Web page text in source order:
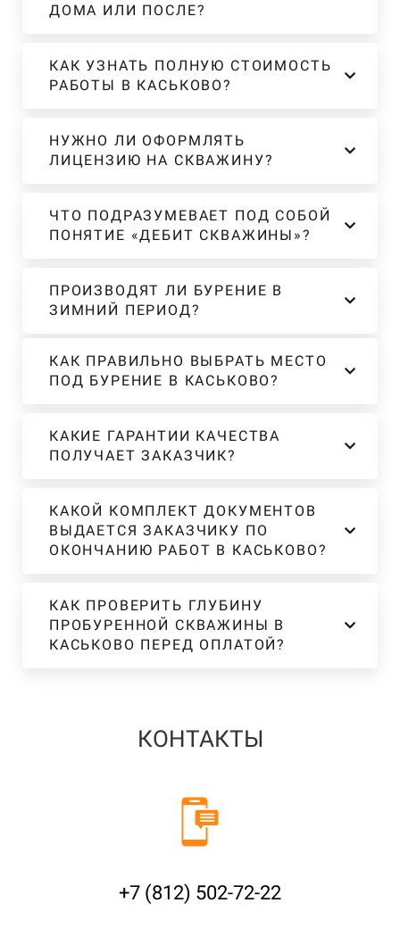
ДОМА ИЛИ ПОСЛЕ?
КАК УЗНАТЬ ПОЛНУЮ СТОИМОСТЬ
РАБОТЫ В КАСЬКОВО?
НУЖНО ЛИ ОФОРМЛЯТЬ
ЛИЦЕНЗИЮ НА СКВАЖИНУ?
ЧТО ПОДРАЗУМЕВАЕТ ПОД СОБОЙ
ПОНЯТИЕ «ДЕБИТ СКВАЖИНЫ»?
ПРОИЗВОДЯТ ЛИ БУРЕНИЕ В
ЗИМНИЙ ПЕРИОД?
КАК ПРАВИЛЬНО ВЫБРАТЬ МЕСТО
ПОД БУРЕНИЕ В КАСЬКОВО?
КАКИЕ ГАРАНТИИ КАЧЕСТВА
ПОЛУЧАЕТ ЗАКАЗЧИК?
КАКОЙ КОМПЛЕКТ ДОКУМЕНТОВ
ВЫДАЕТСЯ ЗАКАЗЧИКУ ПО
ОКОНЧАНИЮ РАБОТ В КАСЬКОВО?
КАК ПРОВЕРИТЬ ГЛУБИНУ
ПРОБУРЕННОЙ СКВАЖИНЫ В
КАСЬКОВО ПЕРЕД ОПЛАТОЙ?
КОНТАКТЫ
+7 (812) 502-72-22